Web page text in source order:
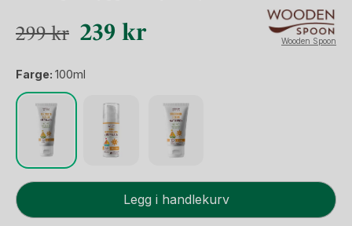
299kr Opprinnelig
var:
299 kr.
239 krNåværende
239 kr.
Wooden Spoon
Farge: 100ml
Solkrem
Baby
Legg i handlekurv